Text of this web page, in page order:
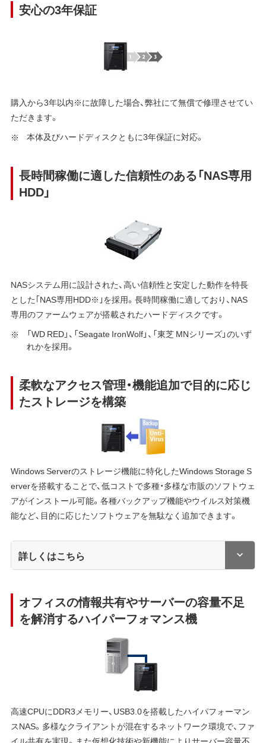
安心の3年保証
購入から3年以内※に故障した場合、弊社にて無償で修理させてい
ただきます。
本体及びハードディスクともに3年保証に対応。
長時間稼働に適した信頼性のある「NAS専用
HDD」
NASシステム用に設計された、高い信頼性と安定した動作を特長
とした｢NAS専用HDD※｣を採用。長時間稼働に適しており、NAS
専用のファームウェアが搭載されたハードディスクです。
「WD RED」、「Seagate IronWolf」、「東芝 MNシリーズ」のいず
れかを採用。
柔軟なアクセス管理・機能追加で目的に応じ
たストレージを構築
Windows Serverのストレージ機能に特化したWindows Storage S
erverを搭載することで、低コストで多種・多様な市販のソフトウェ
アがインストール可能。各種バックアップ機能やウイルス対策機
能など、目的に応じたソフトウェアを無駄なく追加できます。
詳しくはこちら
オフィスの情報共有やサーバーの容量不足
を解消するハイパーフォマンス機
高速CPUにDDR3メモリー、USB3.0を搭載したハイパフォーマン
スNAS。多様なクライアントが混在するネットワーク環境で、ファ